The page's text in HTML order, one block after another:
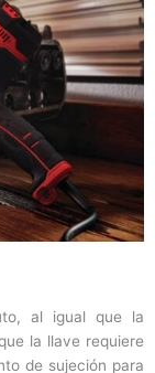
al igual que la
la llave requiere
de sujeción para